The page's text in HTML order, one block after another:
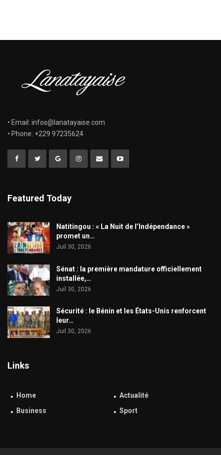
• Email: infos@lanatayaise.com
• Phone: +229 97235624
Featured Today
​Natitingou : « La Nuit de l’Indépendance »
promet un…
Juil 30, 2026
Sénat : la première mandature officiellement
installée,…
Juil 30, 2026
Sécurité : le Bénin et les États-Unis renforcent
leur…
Juil 30, 2026
Links
Home
Actualité
Business
Sport